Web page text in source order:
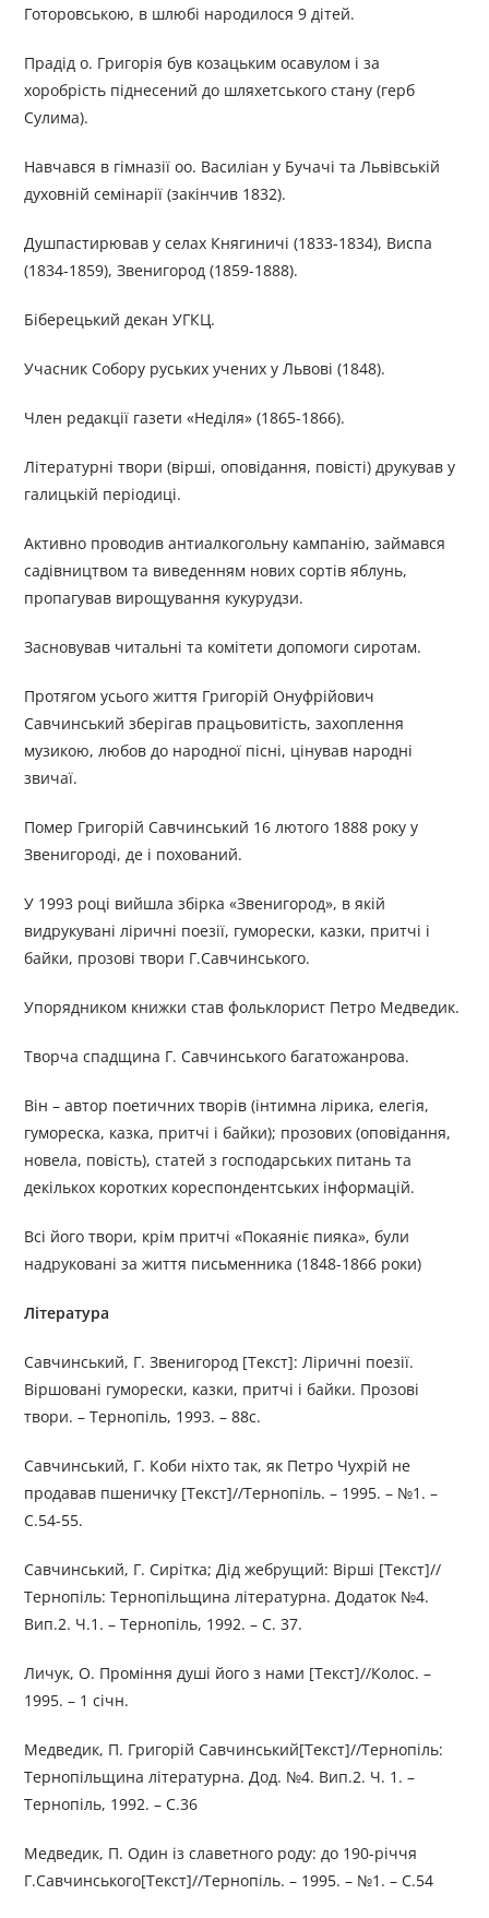
Готоровською, в шлюбі народилося 9 дітей.
Прадід о. Григорія був козацьким осавулом і за
хоробрість піднесений до шляхетського стану (герб
Сулима).
Навчався в гімназії оо. Василіан у Бучачі та Львівській
духовній семінарії (закінчив 1832).
Душпастирював у селах Княгиничі (1833-1834), Виспа
(1834-1859), Звенигород (1859-1888).
Біберецький декан УГКЦ.
Учасник Собору руських учених у Львові (1848).
Член редакції газети «Неділя» (1865-1866).
Літературні твори (вірші, оповідання, повісті) друкував у
галицькій періодиці.
Активно проводив антиалкогольну кампанію, займався
садівництвом та виведенням нових сортів яблунь,
пропагував вирощування кукурудзи.
Засновував читальні та комітети допомоги сиротам.
Протягом усього життя Григорій Онуфрійович
Савчинський зберігав працьовитість, захоплення
музикою, любов до народної пісні, цінував народні
звичаї.
Помер Григорій Савчинський 16 лютого 1888 року у
Звенигороді, де і похований.
У 1993 році вийшла збірка «Звенигород», в якій
видрукувані ліричні поезії, гуморески, казки, притчі і
байки, прозові твори Г.Савчинського.
Упорядником книжки став фольклорист Петро Медведик.
Творча спадщина Г. Савчинського багатожанрова.
Він – автор поетичних творів (інтимна лірика, елегія,
гумореска, казка, притчі і байки); прозових (оповідання,
новела, повість), статей з господарських питань та
декількох коротких кореспондентських інформацій.
Всі його твори, крім притчі «Покаяніє пияка», були
надруковані за життя письменника (1848-1866 роки)
Література
Савчинський, Г. Звенигород [Текст]: Ліричні поезії.
Віршовані гуморески, казки, притчі і байки. Прозові
твори. – Тернопіль, 1993. – 88с.
Савчинський, Г. Коби ніхто так, як Петро Чухрій не
продавав пшеничку [Текст]//Тернопіль. – 1995. – №1. –
С.54-55.
Савчинський, Г. Сирітка; Дід жебрущий: Вірші [Текст]//
Тернопіль: Тернопільщина літературна. Додаток №4.
Вип.2. Ч.1. – Тернопіль, 1992. – С. 37.
Личук, О. Проміння душі його з нами [Текст]//Колос. –
1995. – 1 січн.
Медведик, П. Григорій Савчинський[Текст]//Тернопіль:
Тернопільщина літературна. Дод. №4. Вип.2. Ч. 1. –
Тернопіль, 1992. – С.36
Медведик, П. Один із славетного роду: до 190-річчя
Г.Савчинського[Текст]//Тернопіль. – 1995. – №1. – С.54